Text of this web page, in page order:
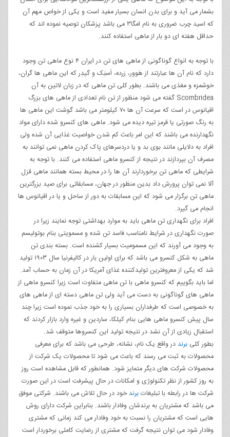
بشمار می آید و برای بدن انسان بسیار مفید است و یکی از خواص مهم آن
که اسید چرب ضروری به نام امگا۳ می باشد پزشکان توصیه نموده اند که
حداقل هفته ای دو بار از ماهی استفاده کنند.
با توجه به انواع گوناگونی از ماهی های تن در ایران ۴ نوع ماهی تن وجود
دارد که نام آن ها عبارتند از هَوور، زرده، اَسبَک و گیدِر که این ماهی ها گران،
خوشمزه و مغذی می باشند. بطور کلی تن ماهی که در زبان لاتین به آن
Scombridea گفته می شود منظور از تن نام تعدادی از ماهی های بزرگ
اقیانوس در است که سرعت آن ها ۷۰ کیلومتر می باشد گوشت این ماهی ها
به رنگ صورتی یا قرمز تیره دیده می شود. ماهی های کنسرو شده دارای مواد
نگهدارنده می باشند که این امر باعث کم شدن خواصیت غذایی آن شده ولی
افراد به دلایلی مانند بوی بد و یا دردسرهای پاک کردن ماهی نمی توانند به
مصرف آن بپردازند در نتیجه از کنسرو ماهی استفاده می کنند. با توجه به
شرایطی که ماهی تن برخوردارند آن ها را در محیط بسته همانند ماهی قزل
آلا نمی توان پرورش داد بدین منظور در جهان، مسابقاتی برای صید بزرگترین
ماهی تن برگزار می شود که این مسابقات به دور از ساحل و یا در اقیانوس ها
انجام می گیرد.
افراد برای نگهداری تن ماهی باید به موارد بهداشتی توجه نمایند زیرا در
صورت نگهداری در شرایط نامناسب فاسد تن شده و مسمویتی بنام بوتولیسم
به وجود می آورند که این مسمومیت بسیار کشنده است. بسته بندی تن
ماهی به شکل کنسرو می باشد که برای اولین بار در کالیفرنیا سال ۱۹۰۳ تولید
شد که یکی از معروفترین تولیدکننده غذای آمریکا در آن زمان به حساب آمد.
اما باید بگوییم که کنسرو ماهی با تن ماهی متفاوت است زیرا کنسرو ماهی از
ماهی های گوناگونی به دست می آید ولی تن ماهی دسته ای از ماهی های
به خصوصی است که طرفداران بسیاری را به خود جذب نموده است زیرا چند
سال پیش کنسرو ماهی هایی بنام کیلکا، ساردین و غیره وارد بازار کردند که
استقبال زیادی از آن نشد در نتیجه تولید این کنسروها متوقف شد.
بطور کلی برند در واقع یک نام، نشانه، طرحی می باشد که برای معرفی
محصولات به ثبت می رسند که باعث می شود تا محصولات یک شرکت از
محصولات شرکت های دیگر متمایز شود. همانطور که قابل مشاهده است روز
به روز کشور از نظر تکنولوژی و امکانات در حال پیشرفت است در این صورت
شرکت ها در رابطه با تبلیغاتبرندخود در حال تلاش می باشند. شرکتی موفق
می باشد که مشتریان به برندشان وفادار باشند. بنابراین شرکت دارای روش
هایی است که مشتریان را نسبت به خود وفادار می کند زمانی که مشتری
وفادار شود می توان نتیجه گرفت که مشتری از رضایت کاملی برخوردار است